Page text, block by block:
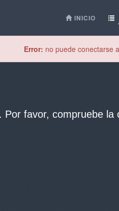
INICIO
Error: no puede conectarse
Por favor, compruebe la